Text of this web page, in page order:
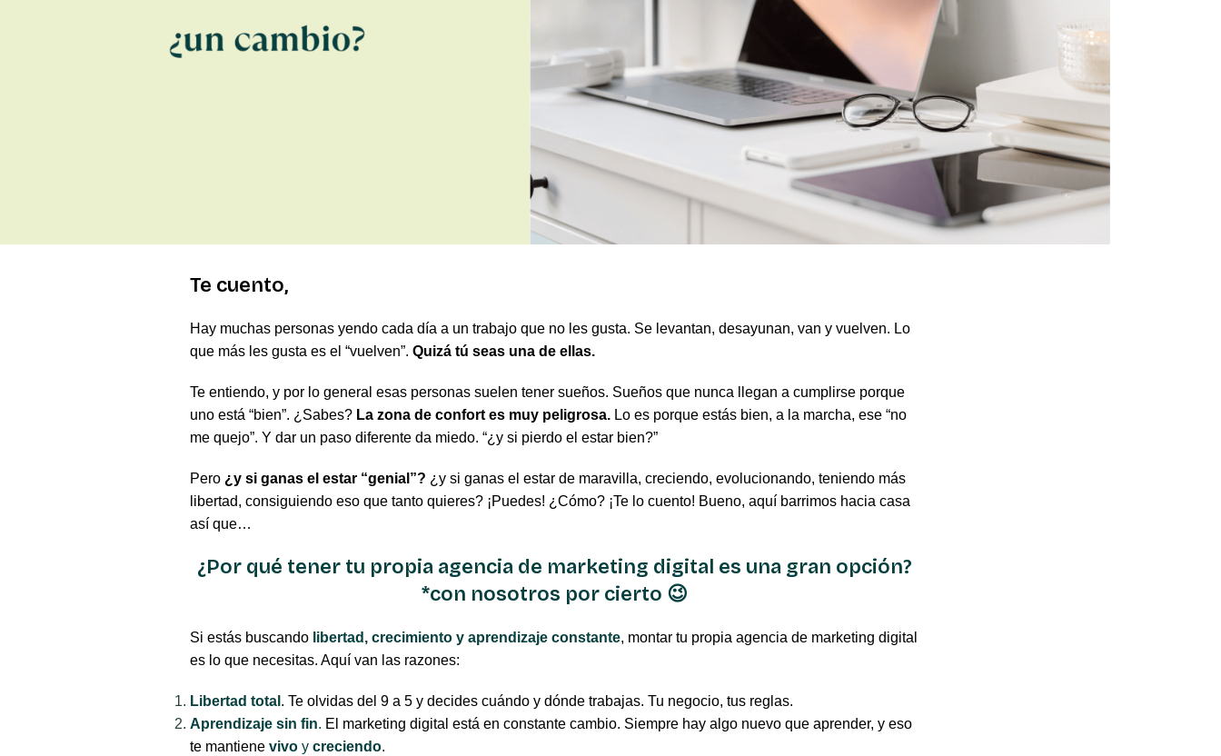
Te cuento,
Hay muchas personas yendo cada día a un trabajo que no les gusta. Se levantan, desayunan, van y vuelven. Lo
que más les gusta es el “vuelven”. Quizá tú seas una de ellas.
Te entiendo, y por lo general esas personas suelen tener sueños. Sueños que nunca llegan a cumplirse porque
uno está “bien”. ¿Sabes? La zona de confort es muy peligrosa.Lo es porque estás bien, a la marcha, ese “no
me quejo”. Y dar un paso diferente da miedo. “¿y si pierdo el estar bien?”
Pero ¿y si ganas el estar “genial”? ¿y si ganas el estar de maravilla, creciendo, evolucionando, teniendo más
libertad, consiguiendo eso que tanto quieres? ¡Puedes! ¿Cómo? ¡Te lo cuento! Bueno, aquí barrimos hacia casa
así que…
¿Por qué tener tu propia agencia de marketing digital es una gran opción?
*con nosotros por cierto 😉
Si estás buscando libertad, crecimiento y aprendizaje constante, montar tu propia agencia de marketing digital
es lo que necesitas. Aquí van las razones:
Libertad total . Te olvidas del 9 a 5 y decides cuándo y dónde trabajas. Tu negocio, tus reglas.
Aprendizaje sin fin. El marketing digital está en constante cambio. Siempre hay algo nuevo que aprender, y eso
te mantiene vivoy creciendo.